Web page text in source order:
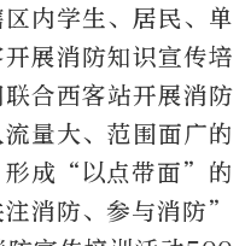
内学生、居民、单
展消防知识宣传培
合西客站开展消防
量大、范围面广的
形成“以点带面”的
消防、参与消防”